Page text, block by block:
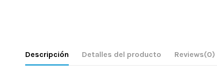
Descripción Detalles del producto Reviews(0)